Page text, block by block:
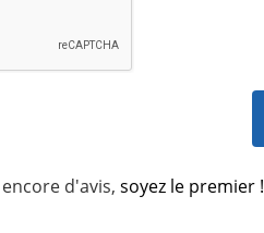
d'avis, soyez le premier !